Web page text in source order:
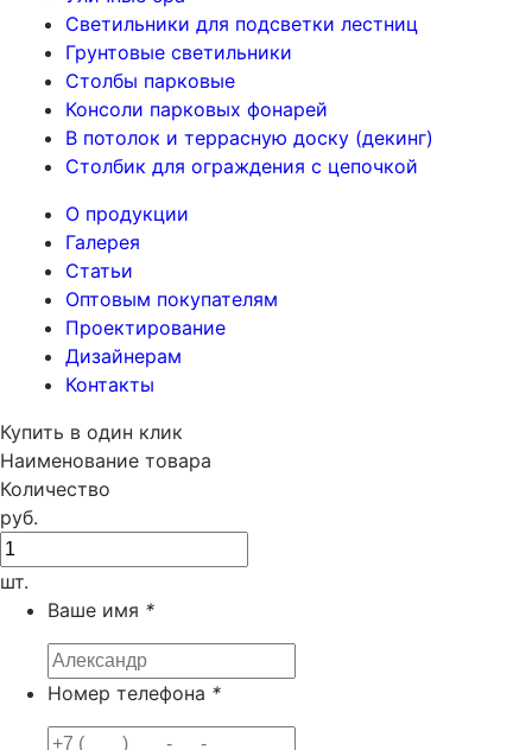
Светильники для подсветки лестниц
Грунтовые светильники
Столбы парковые
Консоли парковых фонарей
В потолок и террасную доску (декинг)
Столбик для ограждения с цепочкой
О продукции
Галерея
Статьи
Оптовым покупателям
Проектирование
Дизайнерам
Контакты
Купить в один клик
Наименование товара
Количество
руб.
шт.
Ваше имя *
Номер телефона *